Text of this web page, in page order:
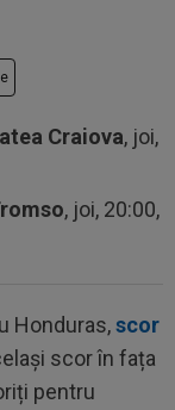
Craiova, joi,
, joi, 20:00,
Honduras,scor
scor în fața
pentru